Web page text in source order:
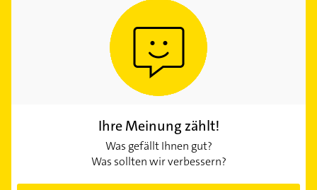
Ihre Meinung zählt!
Was gefällt Ihnen gut?
Was sollten wir verbessern?